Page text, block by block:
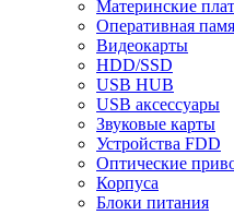
Материнские
Оперативная
Видеокарты
HDD/SSD
USB HUB
USB аксессуары
Звуковые карты
Устройства FDD
Оптические
Корпуса
Блоки питания